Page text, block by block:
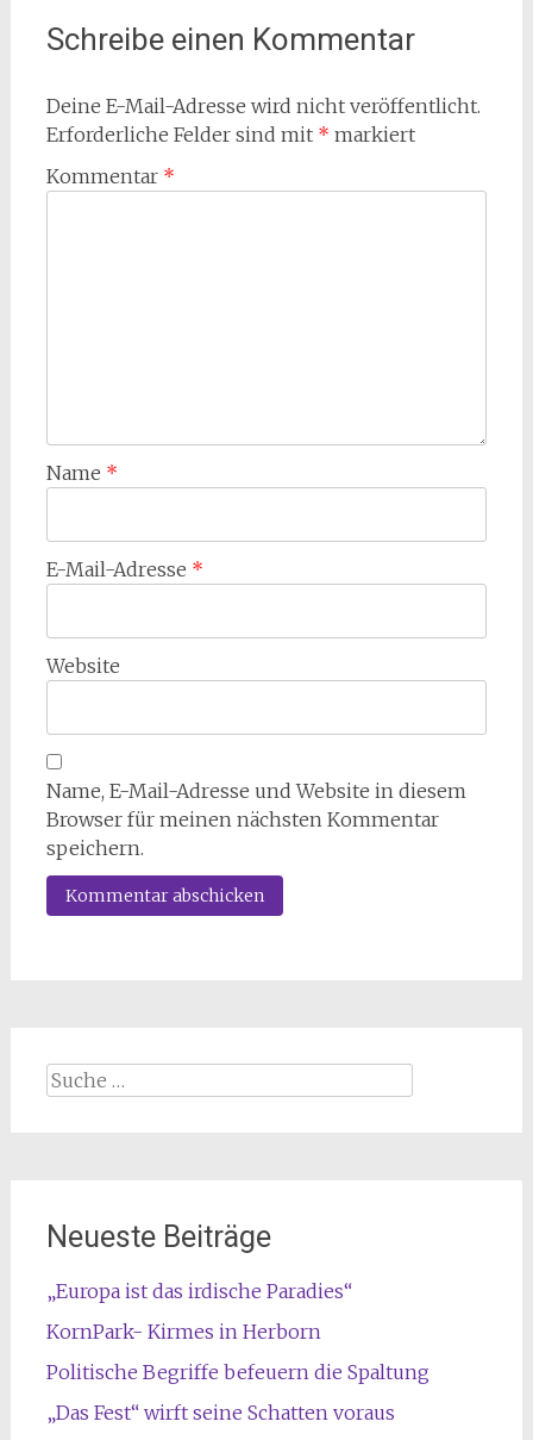
Schreibe einen Kommentar
Deine E-Mail-Adresse wird nicht veröffentlicht.
Erforderliche Felder sind mit * markiert
Kommentar *
Name *
E-Mail-Adresse *
Website
Name, E-Mail-Adresse und Website in diesem
Browser für meinen nächsten Kommentar
speichern.
Suche
Neueste Beiträge
„Europa ist das irdische Paradies“
KornPark- Kirmes in Herborn
Politische Begriffe befeuern die Spaltung
„Das Fest“ wirft seine Schatten voraus